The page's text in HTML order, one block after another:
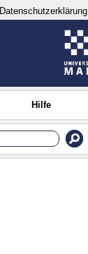
Datenschutzerklärung
Hilfe